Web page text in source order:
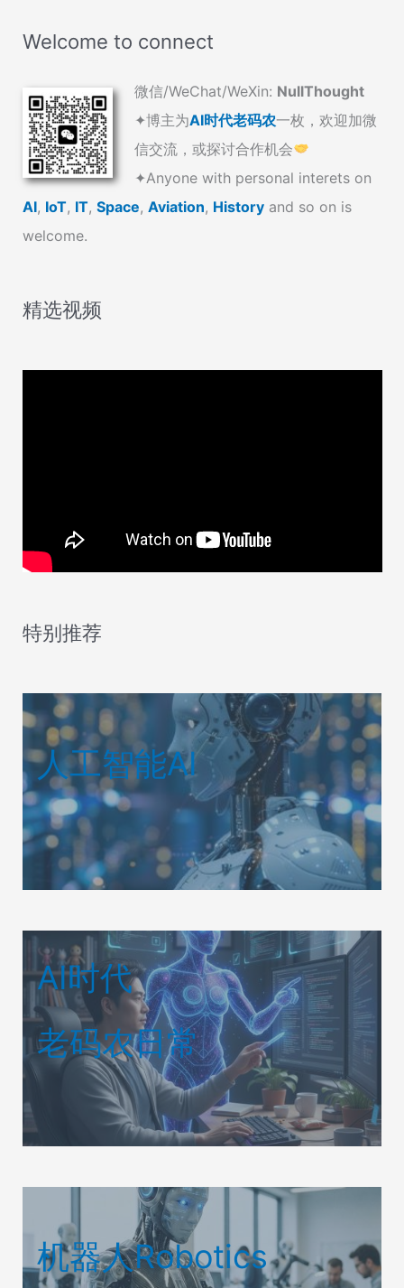
证
谓
“快
速
击
沉
能
力
Welcome to connect
微信/WeChat/WeXin: NullThought
✦博主为AI时代老码农一枚，欢迎加微
信交流，或探讨合作机会
✦Anyone with personal interets on
AI, IoT, IT, Space, Aviation, History and so on is
welcome.
精选视频
特别推荐
人工智能AI
AI时代
老码农日常
机器人Robotics